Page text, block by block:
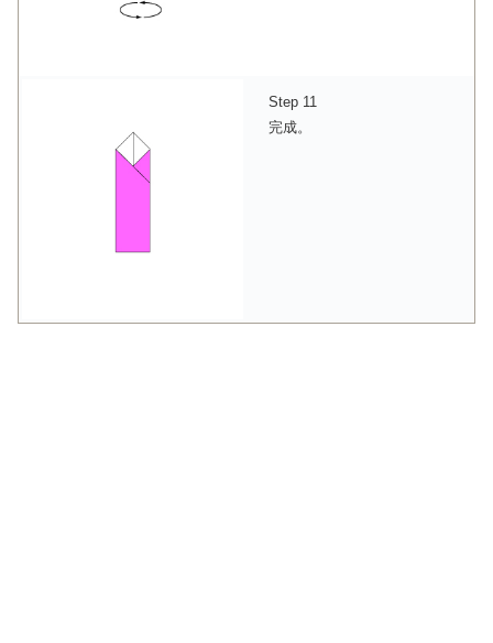
Step 11
完成。